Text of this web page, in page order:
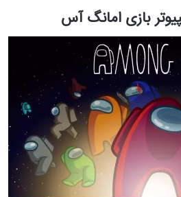
بازی امانگ آس